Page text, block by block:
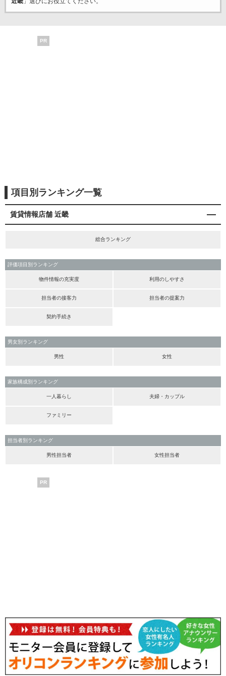
PR
項目別ランキング一覧
賃貸情報店舗 近畿
総合ランキング
評価項目別ランキング
物件情報の充実度 利用のしやすさ
担当者の接客力 担当者の提案力
契約手続き
男女別ランキング
男性 女性
家族構成別ランキング
一人暮らし 夫婦・カップル
ファミリー
担当者別ランキング
男性担当者 女性担当者
PR